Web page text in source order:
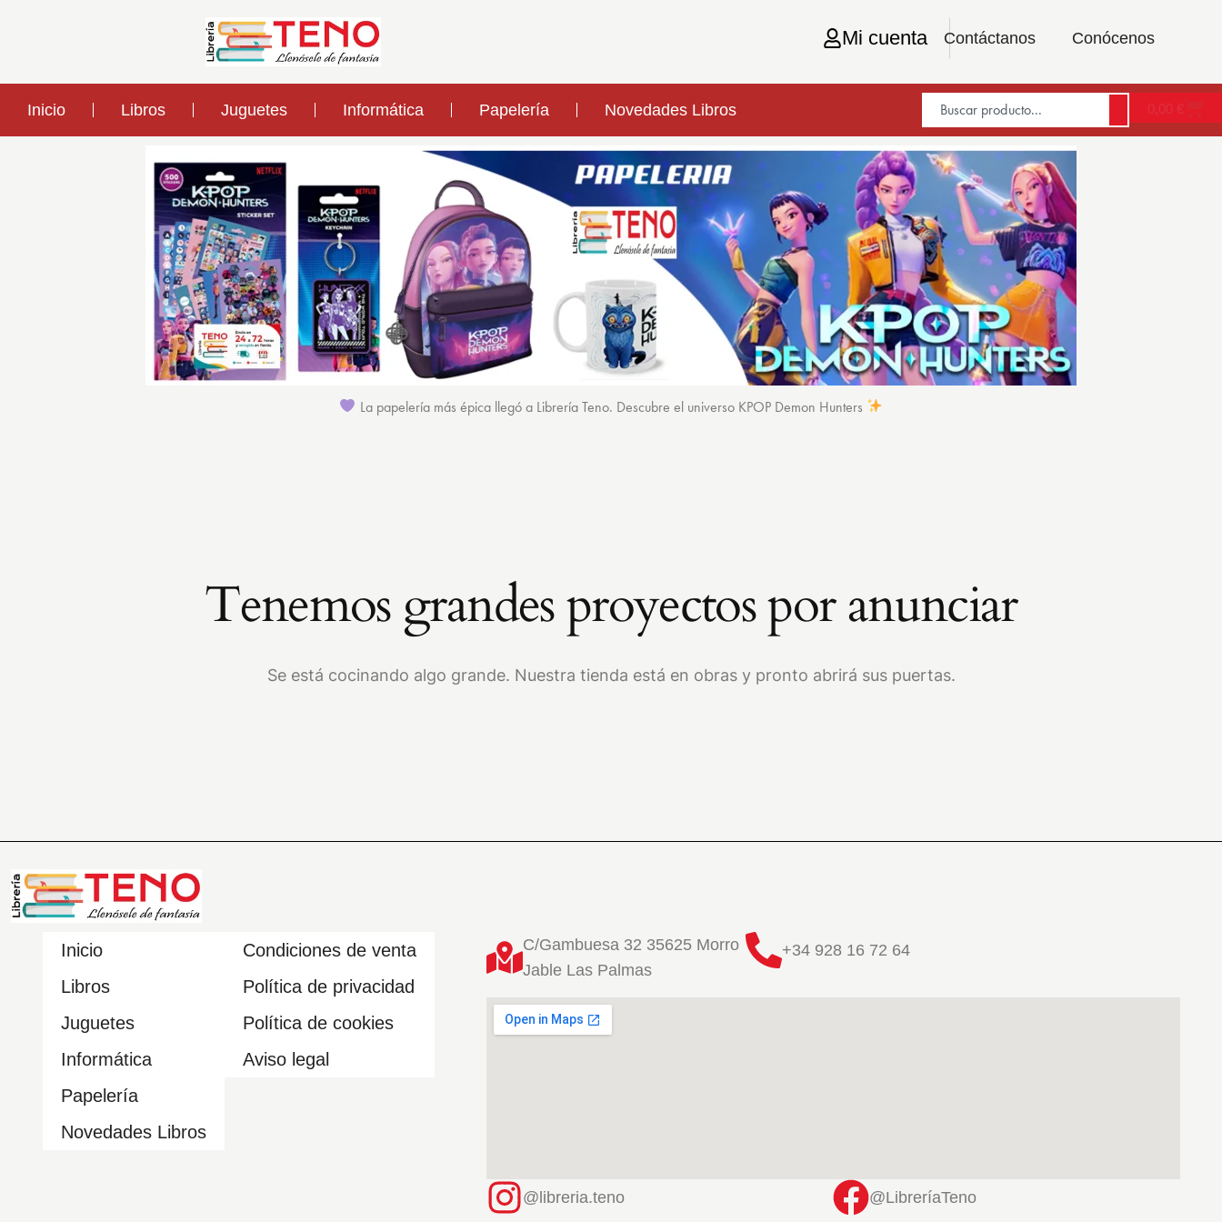
Contáctanos Conócenos
Mi cuenta
Inicio Libros Juguetes Informática Papelería Novedades Libros 0,00 €
La papelería más épica llegó a Librería Teno. Descubre el universo KPOP Demon Hunters
Tenemos grandes proyectos por anunciar
Se está cocinando algo grande. Nuestra tienda está en obras y pronto abrirá sus puertas.
Inicio
Libros
Juguetes
Informática
Papelería
Novedades Libros
Condiciones de venta
Política de privacidad
Política de cookies
Aviso legal
C/Gambuesa 32 35625 Morro
Jable Las Palmas
+34 928 16 72 64
@libreria.teno @LibreríaTeno